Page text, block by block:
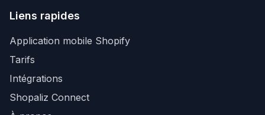
Liens rapides
Application mobile Shopify
Tarifs
Intégrations
Shopaliz Connect